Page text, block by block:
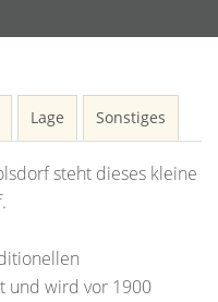
Lage Sonstiges
steht dieses kleine
und wird vor 1900